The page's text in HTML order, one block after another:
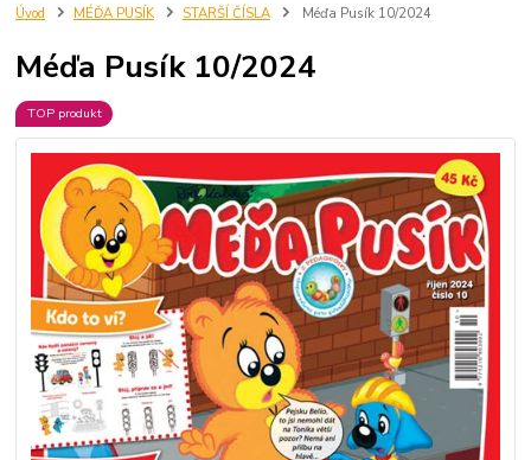
Úvod MÉĎA PUSÍK STARŠÍ ČÍSLA Méďa Pusík 10/2024
Méďa Pusík 10/2024
TOP produkt